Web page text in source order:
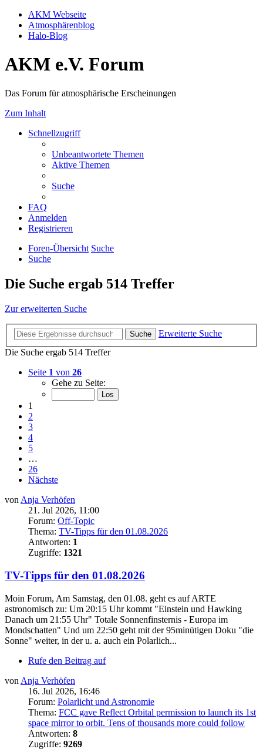
AKM Webseite
Atmosphärenblog
Halo-Blog
AKM e.V. Forum
Das Forum für atmosphärische Erscheinungen
Zum Inhalt
Schnellzugriff
Unbeantwortete Themen
Aktive Themen
Suche
FAQ
Anmelden
Registrieren
Foren-Übersicht Suche
Suche
Die Suche ergab 514 Treffer
Zur erweiterten Suche
Suche
Erweiterte Suche
Die Suche ergab 514 Treffer
Seite 1 von 26
Gehe zu Seite:
1
2
3
4
5
…
26
Nächste
von Anja Verhöfen
21. Jul 2026, 11:00
Forum: Off-Topic
Thema: TV-Tipps für den 01.08.2026
Antworten: 1
Zugriffe: 1321
TV-Tipps für den 01.08.2026
Moin Forum, Am Samstag, den 01.08. geht es auf ARTE
astronomisch zu: Um 20:15 Uhr kommt "Einstein und Hawking
Danach um 21:55 Uhr" Totale Sonnenfinsternis - Europa im
Mondschatten" Und um 22:50 geht mit der 95minütigen Doku "die
Sonne" weiter, in der u. a. auch ein Polarlich...
Rufe den Beitrag auf
von Anja Verhöfen
16. Jul 2026, 16:46
Forum: Polarlicht und Astronomie
Thema: FCC gave Reflect Orbital permission to launch its 1st
space mirror to orbit. Tens of thousands more could follow
Antworten: 8
Zugriffe: 9269